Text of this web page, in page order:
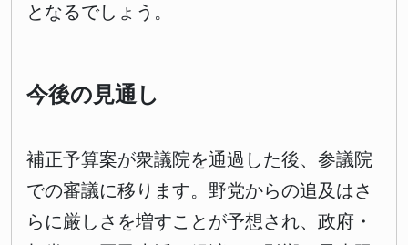
となるでしょう。
今後の見通し
補正予算案が衆議院を通過した後、参議院
での審議に移ります。野党からの追及はさ
らに厳しさを増すことが予想され、政府・